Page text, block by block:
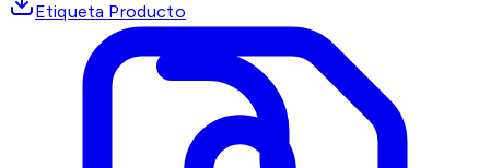
Etiqueta Producto